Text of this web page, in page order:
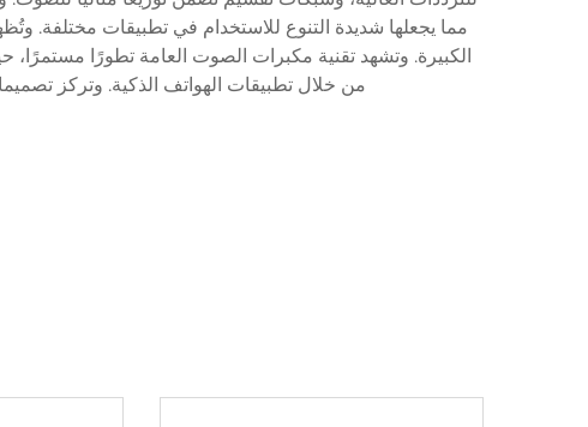
مما يجعلها شديدة التنوع للاستخدام في تطبيقات مختلفة.
الكبيرة. وتشهد تقنية مكبرات الصوت العامة تطورًا مستمرًا،
من خلال تطبيقات الهواتف الذكية. وتركز